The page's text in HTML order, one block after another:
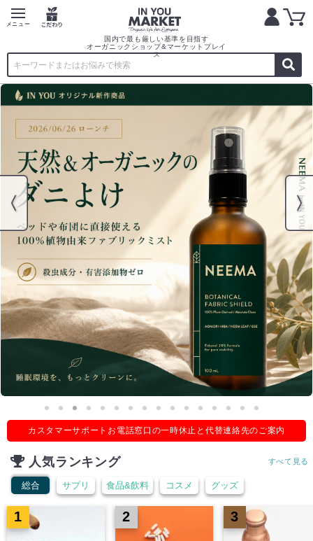
国内で最も厳しい基準を目指す
オーガニックショップ&マーケットプレイ
ス
カスタマーサポートお電話窓口の一時休止と代替連絡先のご案内
人気ランキング すべて見る
総合 サプリ 食品&飲料 コスメ グッズ
1 2 3